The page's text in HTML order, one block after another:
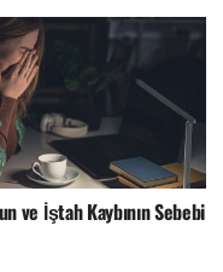
ve İştah Kaybının Sebebi